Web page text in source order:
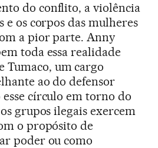
do conflito, a violência
e os corpos das mulheres
a pior parte. Anny
toda essa realidade
Tumaco, um cargo
ao do defensor
círculo em torno do
grupos ilegais exercem
o propósito de
poder ou como